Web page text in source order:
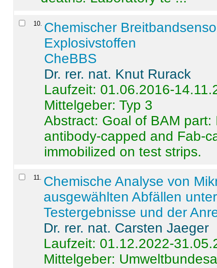
10 Chemischer
Explosivstoffen
CheBBS
Dr. rer. nat. Knut Rurack
Laufzeit: 01.06.2016-
Mittelgeber: Typ 3
Abstract: Goal of BAM
antibody-capped and Fab-
immobilized on test strips.
11
Chemische Analyse von
ausgewählten Abfällen
Testergebnisse und der
Dr. rer. nat. Carsten Jaeger
Laufzeit: 01.12.2022-
Mittelgeber: